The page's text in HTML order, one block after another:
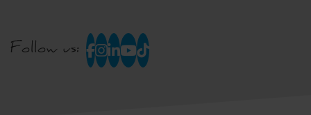
Follow us: